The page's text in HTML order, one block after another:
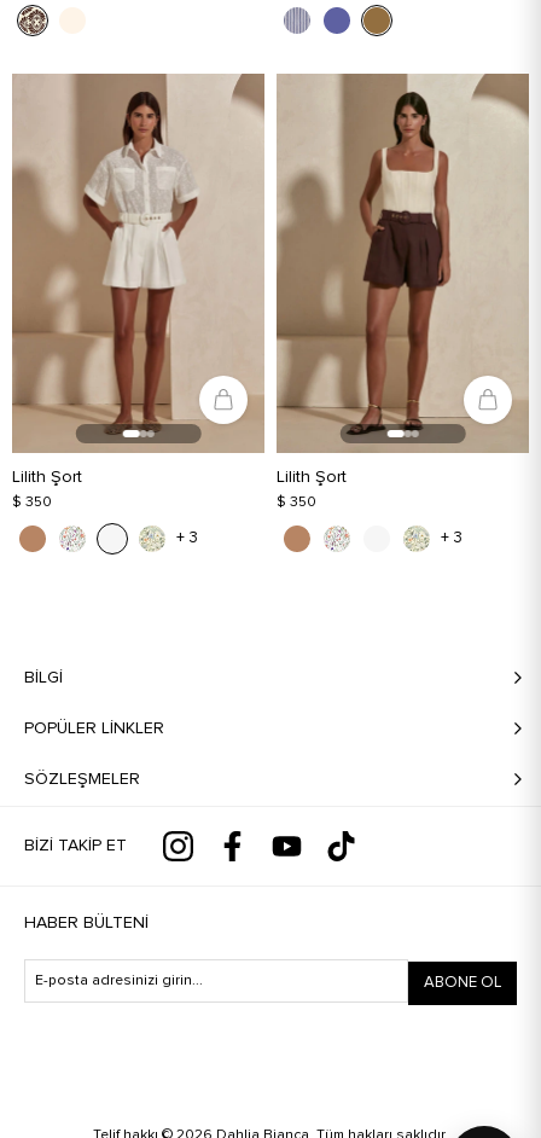
Lilith Şort
$ 350
+ 3
Lilith Şort
$ 350
+ 3
BILGI
POPÜLER LİNKLER
SÖZLEŞMELER
BIZI TAKIP ET
HABER BÜLTENI
ABONE OL